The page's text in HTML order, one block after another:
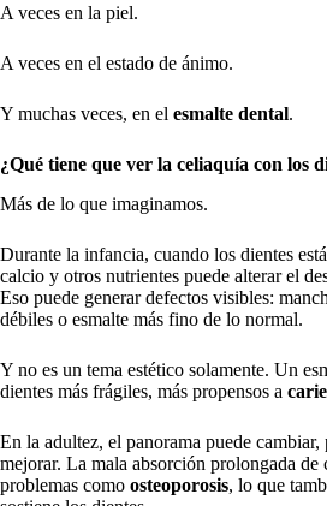
A veces en la piel.
A veces en el estado de ánimo.
Y muchas veces, en el esmalte dental.
¿Qué tiene que ver la celiaquía con los
Más de lo que imaginamos.
Durante la infancia, cuando los dientes
calcio y otros nutrientes puede alterar el
Eso puede generar defectos visibles:
débiles o esmalte más fino de lo normal.
Y no es un tema estético solamente. Un
dientes más frágiles, más propensos a
En la adultez, el panorama puede cambiar,
mejorar. La mala absorción prolongada de
problemas como osteoporosis, lo que